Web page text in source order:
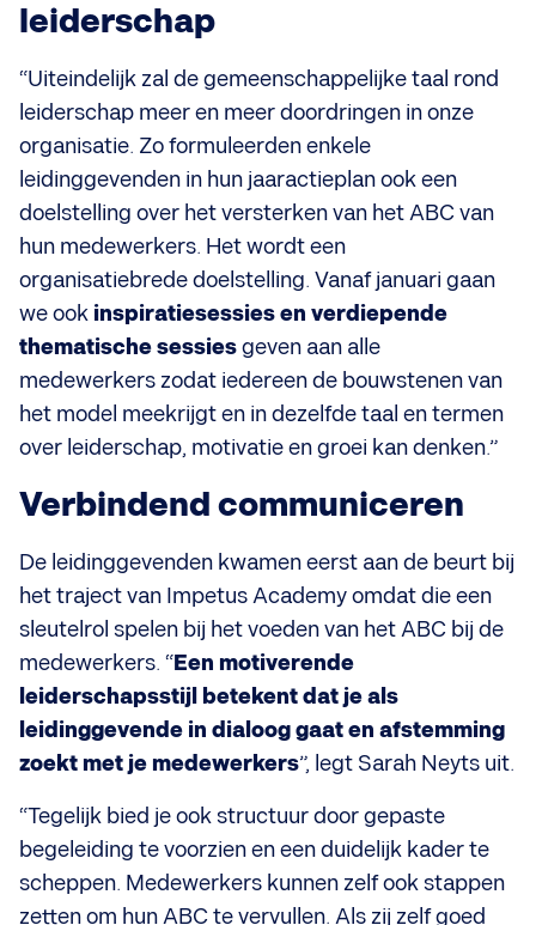
leiderschap
“Uiteindelijk zal de gemeenschappelijke taal rond
leiderschap meer en meer doordringen in onze
organisatie. Zo formuleerden enkele
leidinggevenden in hun jaaractieplan ook een
doelstelling over het versterken van het ABC van
hun medewerkers. Het wordt een
organisatiebrede doelstelling. Vanaf januari gaan
we ook inspiratiesessies en verdiepende
thematische sessiesgeven aan alle
medewerkers zodat iedereen de bouwstenen van
het model meekrijgt en in dezelfde taal en termen
over leiderschap, motivatie en groei kan denken.”
Verbindend communiceren
De leidinggevenden kwamen eerst aan de beurt bij
het traject van Impetus Academy omdat die een
sleutelrol spelen bij het voeden van het ABC bij de
medewerkers. “Een motiverende
leiderschapsstijl betekent dat je als
leidinggevende in dialoog gaat en afstemming
zoekt met je medewerkers”, legt Sarah Neyts uit.
“Tegelijk bied je ook structuur door gepaste
begeleiding te voorzien en een duidelijk kader te
scheppen. Medewerkers kunnen zelf ook stappen
zetten om hun ABC te vervullen. Als zij zelf goed